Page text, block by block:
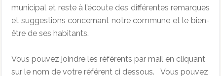
municipal et reste à l’écoute des différentes remarques
et suggestions concernant notre commune et le bien-
être de ses habitants.
Vous pouvez joindre les référents par mail en cliquant
sur le nom de votre référent ci dessous. Vous pouvez